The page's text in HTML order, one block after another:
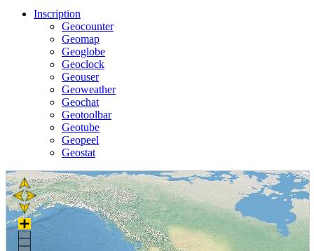
Inscription
Geocounter
Geomap
Geoglobe
Geoclock
Geouser
Geoweather
Geochat
Geotoolbar
Geotube
Geopeel
Geostat